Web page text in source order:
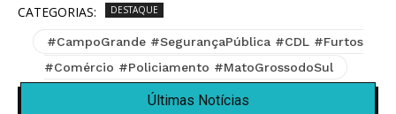
CATEGORIAS: DESTAQUE
#CampoGrande #SegurançaPública #CDL #Furtos
#Comércio #Policiamento #MatoGrossodoSul
Últimas Notícias